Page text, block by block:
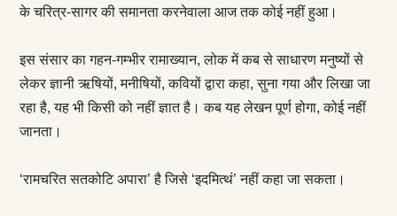
के चरित्र-सागर की समानता करनेवाला आज तक कोई नहीं हुआ।
इस संसार का गहन-गम्भीर रामाख्यान, लोक में कब से साधारण मनुष्यों से
लेकर ज्ञानी ऋषियों, मनीषियों, कवियों द्वारा कहा, सुना गया और लिखा जा
रहा है, यह भी किसी को नहीं ज्ञात है। कब यह लेखन पूर्ण होगा, कोई नहीं
जानता।
‘रामचरित सतकोटि अपारा’ है जिसे ‘इदमित्थं’ नहीं कहा जा सकता।